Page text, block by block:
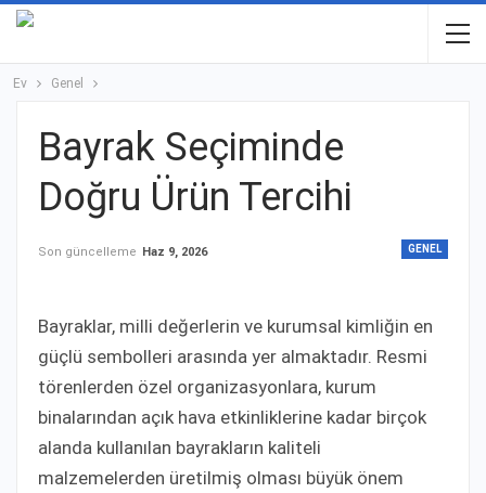
Ev Genel
Bayrak Seçiminde
Doğru Ürün Tercihi
GENEL
Son güncelleme Haz 9, 2026
Bayraklar, milli değerlerin ve kurumsal kimliğin en
güçlü sembolleri arasında yer almaktadır. Resmi
törenlerden özel organizasyonlara, kurum
binalarından açık hava etkinliklerine kadar birçok
alanda kullanılan bayrakların kaliteli
malzemelerden üretilmiş olması büyük önem